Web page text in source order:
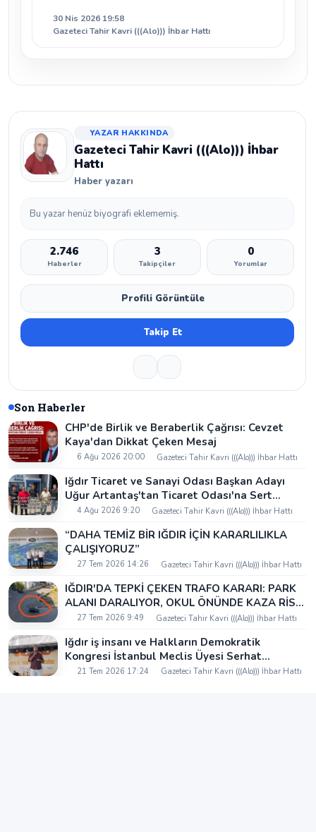
30 Nis 2026 19:58
Gazeteci Tahir Kavri (((Alo))) İhbar Hattı
YAZAR HAKKINDA
Gazeteci Tahir Kavri (((Alo))) İhbar
Hattı
Haber yazarı
Bu yazar henüz biyografi eklememiş.
2.746
Haberler
3
Takipçiler
0
Yorumlar
Profili Görüntüle
Takip Et
Son Haberler
CHP'de Birlik ve Beraberlik Çağrısı: Cevzet
Kaya'dan Dikkat Çeken Mesaj
6 Ağu 2026 20:00 Gazeteci Tahir Kavri (((Alo))) İhbar Hattı
Iğdır Ticaret ve Sanayi Odası Başkan Adayı
Uğur Artantaş'tan Ticaret Odası'na Sert
Eleştiri: "Nakliyeci Sahipsiz Bırakılamaz"
4 Ağu 2026 9:20 Gazeteci Tahir Kavri (((Alo))) İhbar Hattı
“DAHA TEMİZ BİR IĞDIR İÇİN KARARLILIKLA
ÇALIŞIYORUZ”
27 Tem 2026 14:26 Gazeteci Tahir Kavri (((Alo))) İhbar Hattı
IĞDIR'DA TEPKİ ÇEKEN TRAFO KARARI: PARK
ALANI DARALIYOR, OKUL ÖNÜNDE KAZA RİSKİ
İDDİASI VE IĞDIR VALİSİ NEREDE?
27 Tem 2026 9:49 Gazeteci Tahir Kavri (((Alo))) İhbar Hattı
Iğdır iş insanı ve Halkların Demokratik
Kongresi İstanbul Meclis Üyesi Serhat
Kaya’dan Iğdır Tanıtım Günleri’nde birlik ve
21 Tem 2026 17:24 Gazeteci Tahir Kavri (((Alo))) İhbar Hattı